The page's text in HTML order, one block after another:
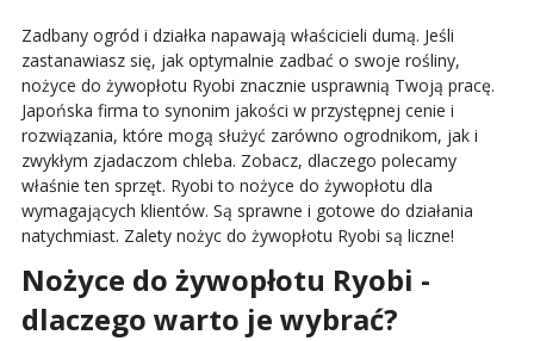
Zadbany ogród i działka napawają właścicieli dumą. Jeśli
zastanawiasz się, jak optymalnie zadbać o swoje rośliny,
nożyce do żywopłotu Ryobi znacznie usprawnią Twoją pracę.
Japońska firma to synonim jakości w przystępnej cenie i
rozwiązania, które mogą służyć zarówno ogrodnikom, jak i
zwykłym zjadaczom chleba. Zobacz, dlaczego polecamy
właśnie ten sprzęt. Ryobi to nożyce do żywopłotu dla
wymagających klientów. Są sprawne i gotowe do działania
natychmiast. Zalety nożyc do żywopłotu Ryobi są liczne!
Nożyce do żywopłotu Ryobi -
dlaczego warto je wybrać?